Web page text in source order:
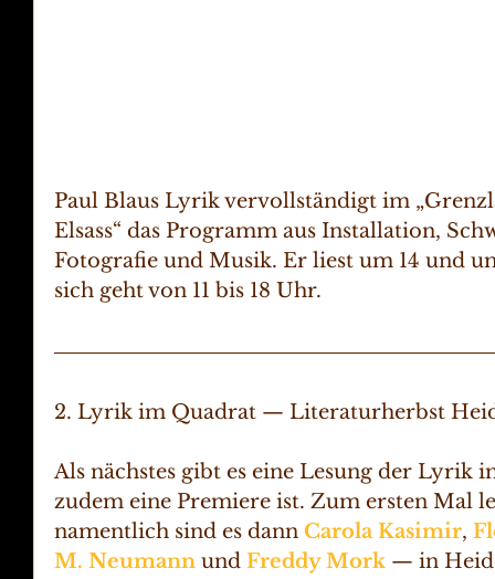
Paul Blaus Lyrik vervollständigt im
Elsass“ das Programm aus Installation,
Fotografie und Musik. Er liest um 14 und
sich geht von 11 bis 18 Uhr.
2. Lyrik im Quadrat — Literaturherbst
Als nächstes gibt es eine Lesung der Lyrik
zudem eine Premiere ist. Zum ersten Mal
namentlich sind es dann Carola Kasimir,
M. Neumann und Freddy Mork — in